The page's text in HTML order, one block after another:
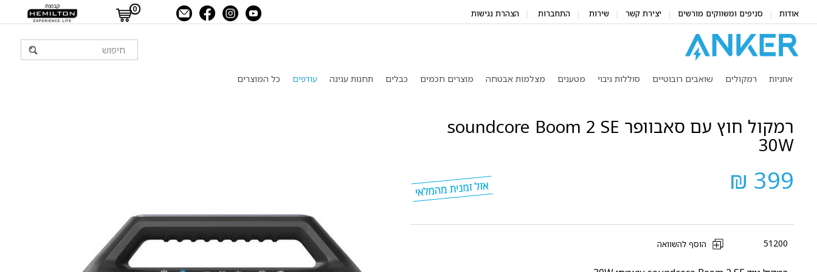
אודות סניפים ומשווקים מורשים יצירת קשר שירות התחברות הצהרת נגישות 0
אוזניות רמקולים שואבים רובוטיים סוללות גיבוי מטענים מצלמות אבטחה מוצרים חכמים כבלים תחנות עגינה עודפים כל המוצרים
רמקול חוץ עם סאבוופר soundcore Boom 2 SE
30W
399 ₪
51200 הוסף להשוואה